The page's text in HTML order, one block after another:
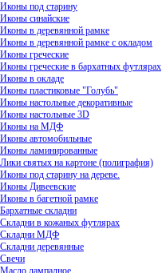
Иконы под старину
Иконы синайские
Иконы в деревянной рамке
Иконы в деревянной рамке с окладом
Иконы греческие
Иконы греческие в бархатных футлярах
Иконы в окладе
Иконы пластиковые "Голубь"
Иконы настольные декоративные
Иконы настольные 3D
Иконы на МДФ
Иконы автомобильные
Иконы ламинированные
Лики святых на картоне (полиграфия)
Иконы под старину на дереве.
Иконы Дивеевские
Иконы в багетной рамке
Бархатные складни
Складни в кожаных футлярах
Складни МДФ
Складни деревянные
Свечи
Масло лампадное